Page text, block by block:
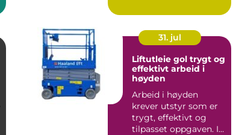
Klæ...
31. jul
Liftutleie gol trygt og
effektivt arbeid i
høyden
Arbeid i høyden
krever utstyr som er
trygt, effektivt og
tilpasset oppgaven. I